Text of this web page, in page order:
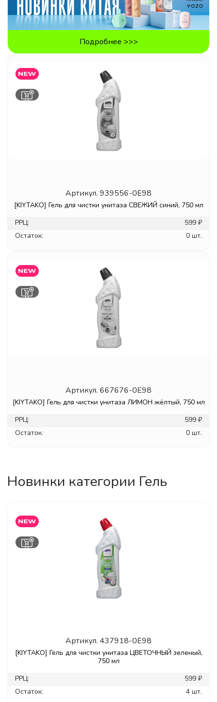
Подробнее >>>
Артикул. 939556-0E98
[KIYTAKO] Гель для чистки унитаза СВЕЖИЙ синий, 750 мл
РРЦ:
599 ₽
Остаток:
0 шт.
Артикул. 667676-0E98
[KIYTAKO] Гель для чистки унитаза ЛИМОН жёлтый, 750 мл
РРЦ:
599 ₽
Остаток:
0 шт.
Новинки категории Гель
Артикул. 437918-0E98
[KIYTAKO] Гель для чистки унитаза ЦВЕТОЧНЫЙ зеленый,
750 мл
РРЦ:
599 ₽
Остаток:
4 шт.